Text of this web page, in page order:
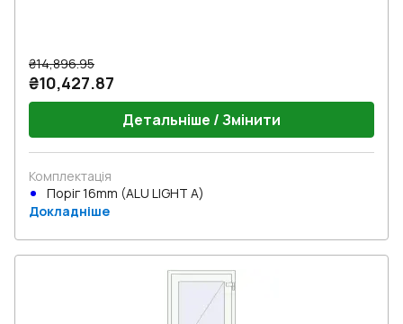
₴14,896.95
₴10,427.87
Детальніше / Змінити
Комплектація
Поріг 16mm (ALU LIGHT A)
Докладніше